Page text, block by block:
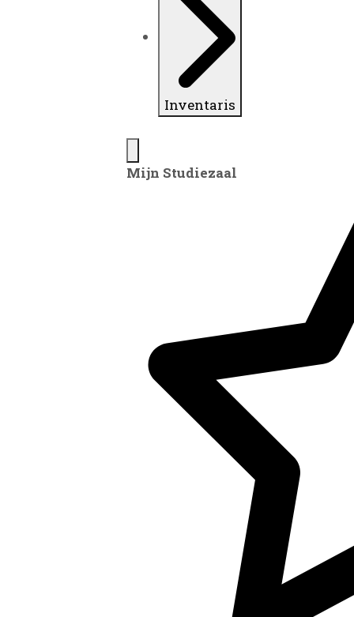
Inventaris
Mijn Studiezaal